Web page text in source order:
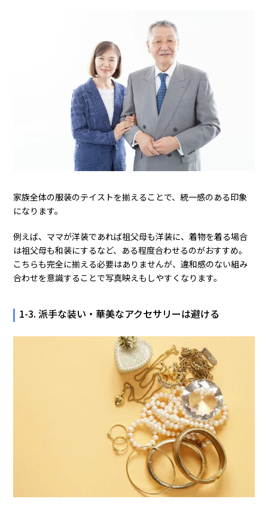
家族全体の服装のテイストを揃えることで、統一感のある印象
になります。
例えば、ママが洋装であれば祖父母も洋装に、着物を着る場合
は祖父母も和装にするなど、ある程度合わせるのがおすすめ。
こちらも完全に揃える必要はありませんが、違和感のない組み
合わせを意識することで写真映えもしやすくなります。
1-3. 派手な装い・華美なアクセサリーは避ける